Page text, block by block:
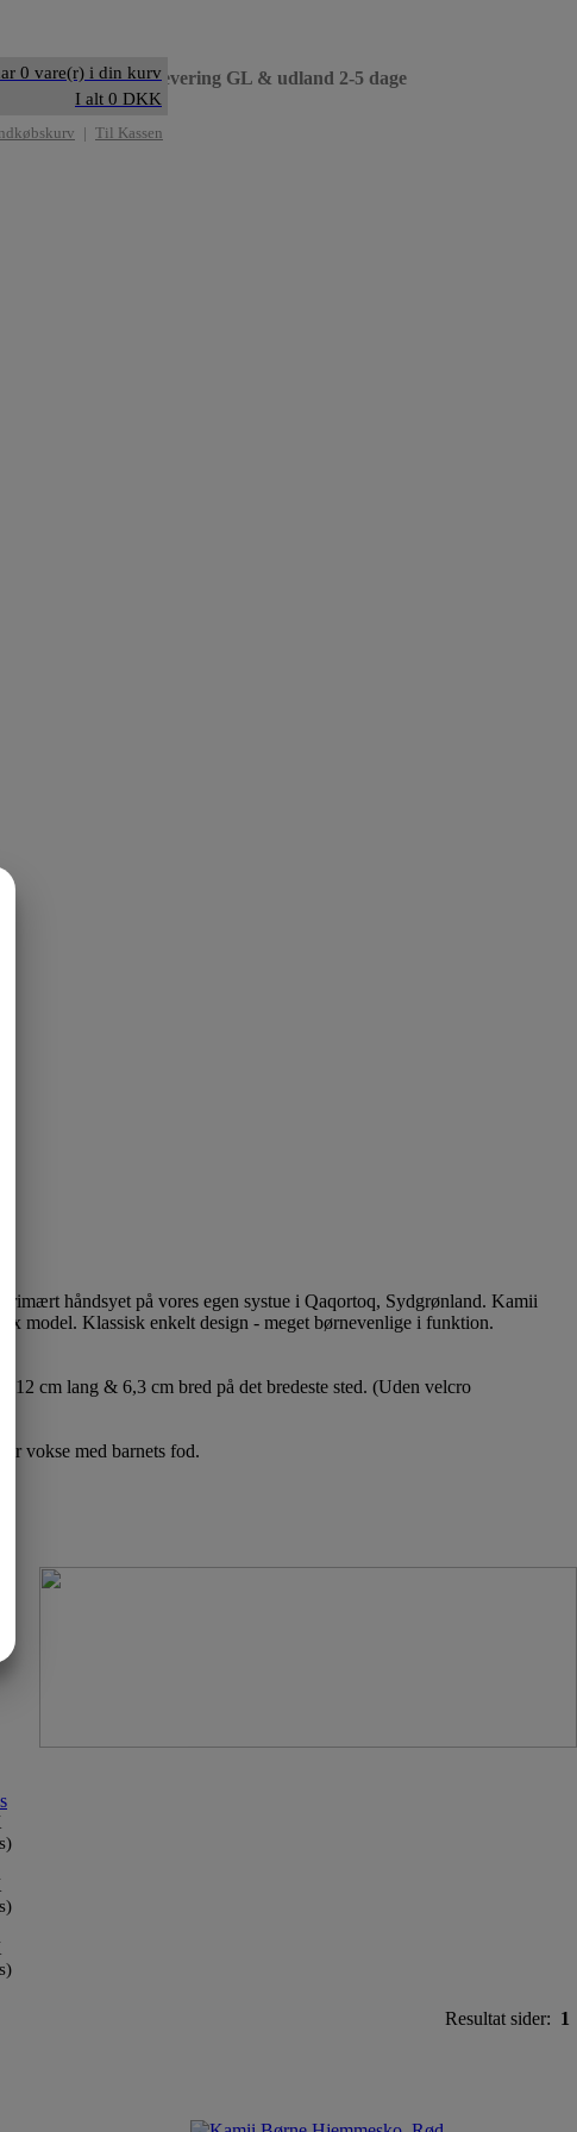
0 vare(r) i din kurv
I alt 0 DKK
| Til Kassen
dag til dag
• Levering GL & udland 2-5 dage
håndsyet på vores egen systue i Qaqortoq, Sydgrønland. Kamii
model. Klassisk enkelt design - meget børnevenlige i funktion.
12 cm lang & 6,3 cm bred på det bredeste sted. (Uden velcro
vokse med barnets fod.
Resultat sider: 1